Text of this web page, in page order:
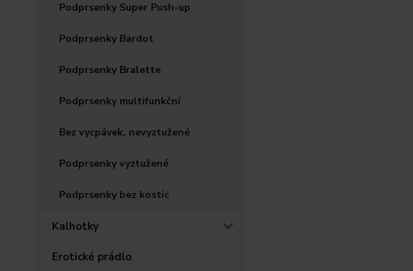
Podprsenky Super Push-up
Podprsenky Bardot
Podprsenky Bralette
Podprsenky multifunkční
Bez vycpávek, nevyztužené
Podprsenky vyztužené
Podprsenky bez kostic
Kalhotky
Erotické prádlo